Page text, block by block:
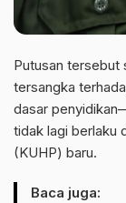
Putusan tersebut
tersangka
dasar
tidak lagi berlaku
(KUHP) baru.
Baca juga: